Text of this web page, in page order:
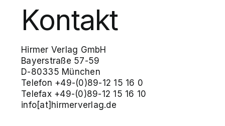
Kontakt
Hirmer Verlag GmbH
Bayerstraße 57-59
D-80335 München
Telefon +49-(0)89-12 15 16 0
Telefax +49-(0)89-12 15 16 10
info[at]hirmerverlag.de